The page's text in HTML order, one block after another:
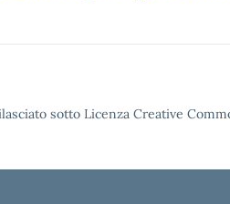
sotto Licenza Creative